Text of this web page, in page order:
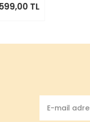
599,00 TL